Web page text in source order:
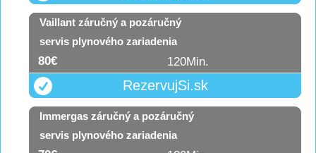
Vaillant záručný a pozáručný
servis plynového zariadenia
80€ 120Min.
RezervujSi.sk
Immergas záručný a pozáručný
servis plynového zariadenia